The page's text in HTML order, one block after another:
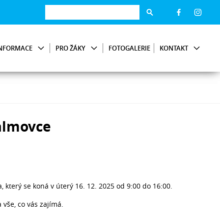
PRO ŽÁKY FOTOGALERIE KONTAKT
který se koná v úterý 16. 12. 2025 od 9:00 do 16:00.
co vás zajímá.